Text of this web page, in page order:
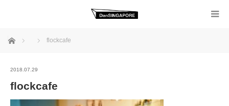
ホーム flockcafe
2018.07.29
flockcafe